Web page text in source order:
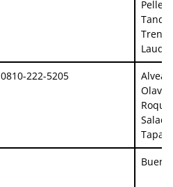
Tandil,
0810-222-5205